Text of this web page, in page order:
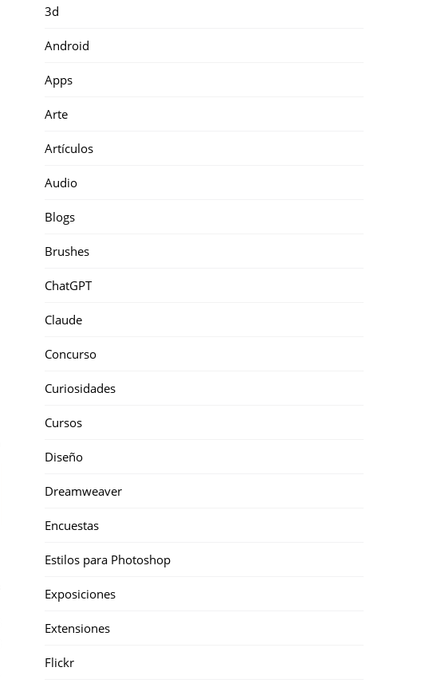
3d
Android
Apps
Arte
Artículos
Audio
Blogs
Brushes
ChatGPT
Claude
Concurso
Curiosidades
Cursos
Diseño
Dreamweaver
Encuestas
Estilos para Photoshop
Exposiciones
Extensiones
Flickr